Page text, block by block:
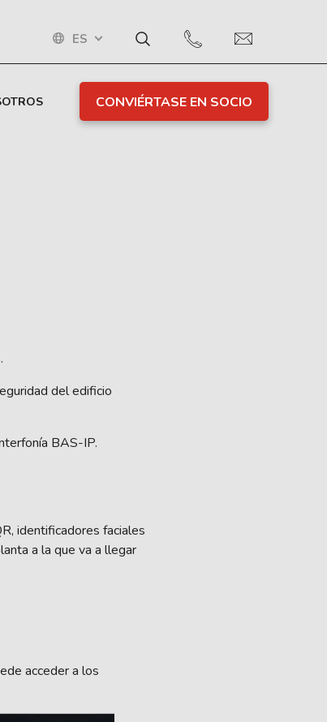
ES
CONVIÉRTASE EN SOCIO
del edificio
BAS-IP.
identificadores faciales
a la que va a llegar
acceder a los